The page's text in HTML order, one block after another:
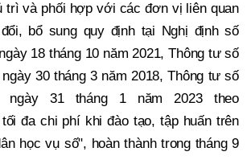
trì và phối hợp với các đơn vị liên quan
bổ sung quy định tại Nghị định số
18 tháng 10 năm 2021, Thông tư số
30 tháng 3 năm 2018, Thông tư số
ngày 31 tháng 1 năm 2023 theo
đa chi phí khi đào tạo, tập huấn trên
học vụ số", hoàn thành trong tháng 9